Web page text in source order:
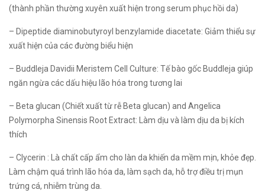
(thành phần thường xuyên xuất hiện trong serum phục hồi da)
– Dipeptide diaminobutyroyl benzylamide diacetate: Giảm thiểu sự
xuất hiện của các đường biểu hiện
– Buddleja Davidii Meristem Cell Culture: Tế bào gốc Buddleja giúp
ngăn ngừa các dấu hiệu lão hóa trong tương lai
– Beta glucan (Chiết xuất từ rễ Beta glucan) and Angelica
Polymorpha Sinensis Root Extract: Làm dịu và làm dịu da bị kích
thích
– Clycerin : Là chất cấp ẩm cho làn da khiến da mềm mịn, khỏe đẹp.
Làm chậm quá trình lão hóa da, làm sạch da, hỗ trợ điều trị mụn
trứng cá, nhiễm trùng da.